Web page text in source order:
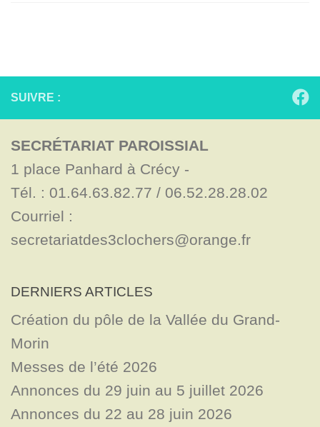
SUIVRE :
SECRÉTARIAT PAROISSIAL
1 place Panhard à Crécy -
Tél. : 01.64.63.82.77 / 06.52.28.28.02
Courriel :
secretariatdes3clochers@orange.fr
DERNIERS ARTICLES
Création du pôle de la Vallée du Grand-
Morin
Messes de l’été 2026
Annonces du 29 juin au 5 juillet 2026
Annonces du 22 au 28 juin 2026